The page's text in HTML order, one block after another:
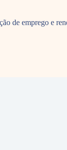
de emprego e